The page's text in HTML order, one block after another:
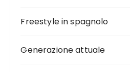
Freestyle in spagnolo
Generazione attuale